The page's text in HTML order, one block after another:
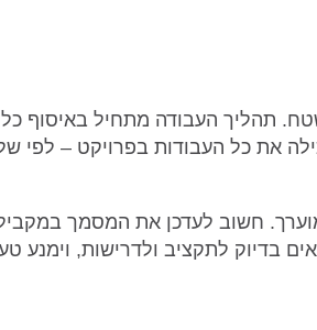
תהליך העבודה מתחיל באיסוף
את כל העבודות בפרויקט – לפי
מוערך. חשוב לעדכן את המסמך
בדיוק לתקציב ולדרישות, וימנע